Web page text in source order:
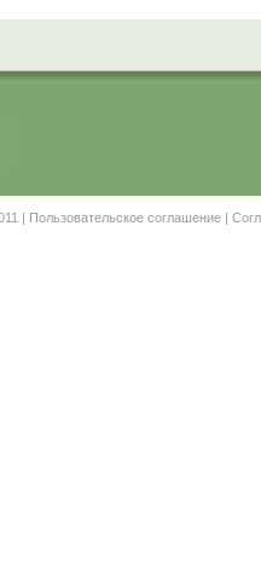
| Пользовательское соглашение |